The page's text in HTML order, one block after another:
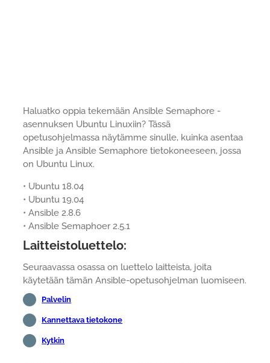
Haluatko oppia tekemään Ansible Semaphore -
asennuksen Ubuntu Linuxiin? Tässä
opetusohjelmassa näytämme sinulle, kuinka asentaa
Ansible ja Ansible Semaphore tietokoneeseen, jossa
on Ubuntu Linux.
• Ubuntu 18.04
• Ubuntu 19.04
• Ansible 2.8.6
• Ansible Semaphoer 2.5.1
Laitteistoluettelo:
Seuraavassa osassa on luettelo laitteista, joita
käytetään tämän Ansible-opetusohjelman luomiseen.
Palvelin
Kannettava tietokone
Kytkin